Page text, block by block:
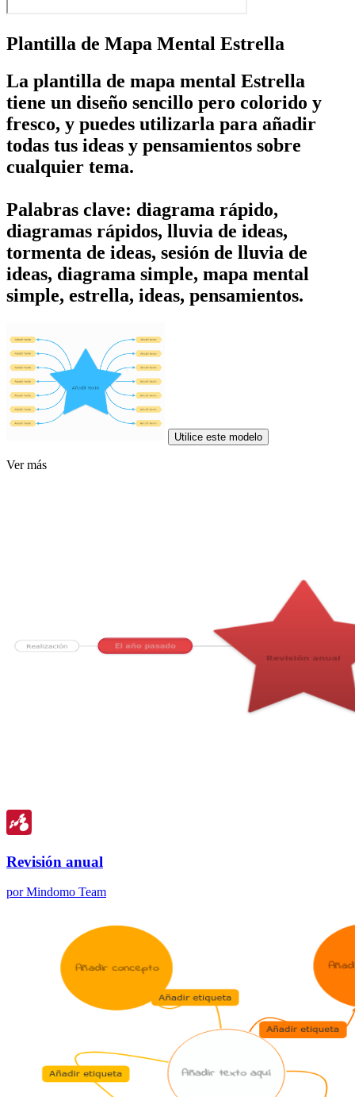
Plantilla de Mapa Mental Estrella
La plantilla de mapa mental Estrella
tiene un diseño sencillo pero colorido y
fresco, y puedes utilizarla para añadir
todas tus ideas y pensamientos sobre
cualquier tema.
Palabras clave: diagrama rápido,
diagramas rápidos, lluvia de ideas,
tormenta de ideas, sesión de lluvia de
ideas, diagrama simple, mapa mental
simple, estrella, ideas, pensamientos.
Utilice este modelo
Ver más
Revisión anual
por Mindomo Team